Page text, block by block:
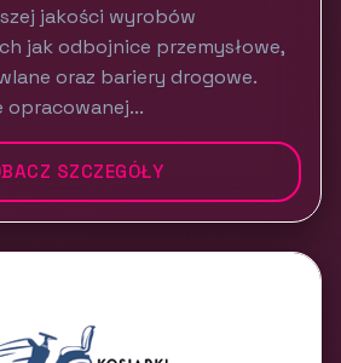
jakości wyrobów
jak odbojnice przemysłowe,
oraz bariery drogowe.
opracowanej...
SZCZEGÓŁY